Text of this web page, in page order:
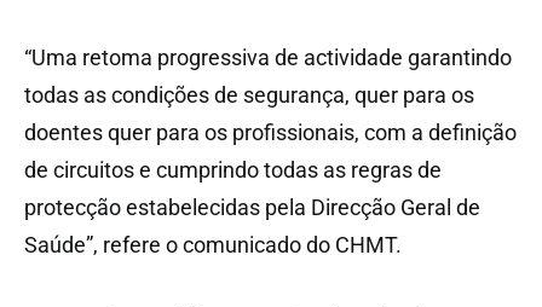
“Uma retoma progressiva de actividade garantindo
todas as condições de segurança, quer para os
doentes quer para os profissionais, com a definição
de circuitos e cumprindo todas as regras de
protecção estabelecidas pela Direcção Geral de
Saúde”, refere o comunicado do CHMT.